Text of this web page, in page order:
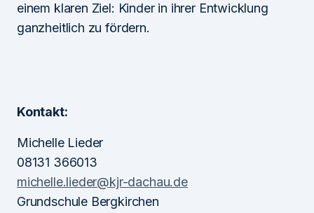
einem klaren Ziel: Kinder in ihrer Entwicklung
ganzheitlich zu fördern.
Kontakt:
Michelle Lieder
08131 366013
michelle.lieder@kjr-dachau.de
Grundschule Bergkirchen